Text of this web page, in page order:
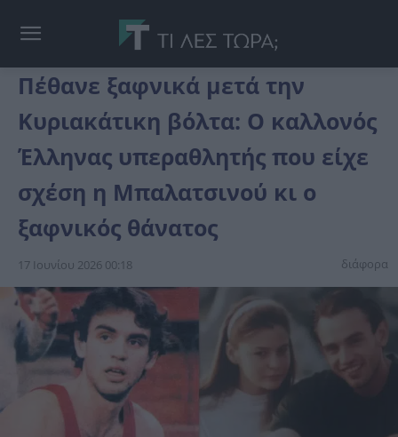
Πέθανε ξαφνικά μετά την
Κυριακάτικη βόλτα: Ο καλλονός
Έλληνας υπεραθλητής που είχε
σχέση η Μπαλατσινού κι ο
ξαφνικός θάνατος
17 Ιουνίου 2026 00:18 διάφορα